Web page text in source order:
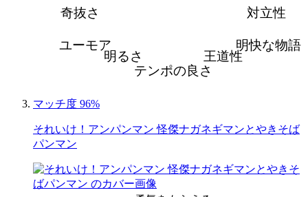
対立性
明快な物語
王道性
テンポの良さ
明るさ
ユーモア
奇抜さ
マッチ度 96%
それいけ！アンパンマン 怪傑ナガネギマンとやきそば
パンマン